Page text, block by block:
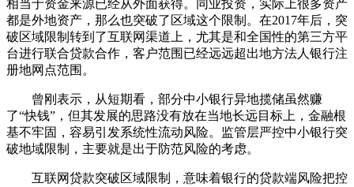
相当于资金来源已经从外面获得。同业投资，实际上很多资产
都是外地资产，那么也突破了区域这个限制。在2017年后，突
破区域限制转到了互联网渠道上，尤其是和全国性的第三方平
台进行联合贷款合作，客户范围已经远远超出地方法人银行注
册地网点范围。
曾刚表示，从短期看，部分中小银行异地揽储虽然赚
了“快钱”，但其发展的思路没有放在当地长远目标上，金融根
基不牢固，容易引发系统性流动风险。监管层严控中小银行突
破地域限制，主要就是出于防范风险的考虑。
互联网贷款突破区域限制，意味着银行的贷款端风险把控